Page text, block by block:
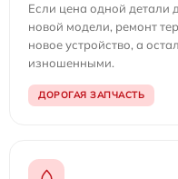
Если цена одной детали
новой модели, ремонт
новое устройство, а
изношенными.
ДОРОГАЯ ЗАПЧАСТЬ